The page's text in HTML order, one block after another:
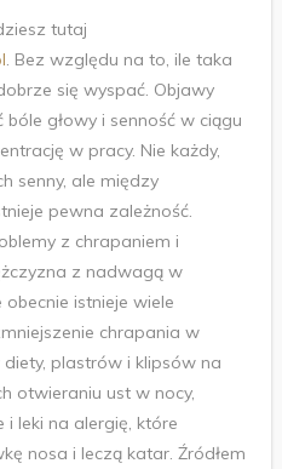
tutaj
. Bez względu na to, ile taka
się wyspać. Objawy
głowy i senność w ciągu
w pracy. Nie każdy,
senny, ale między
pewna zależność.
z chrapaniem i
z nadwagą w
istnieje wiele
chrapania w
plastrów i klipsów na
otwieraniu ust w nocy,
i leki na alergię, które
nosa i leczą katar. Źródłem